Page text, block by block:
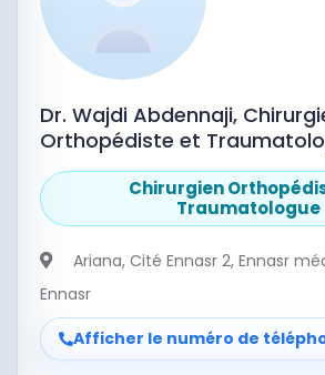
Dr. Wajdi Abdennaji,
Orthopédiste et
Chirurgien
Traumatologue
Ariana, Cité Ennasr 2, Ennasr
Ennasr
Afficher le numéro de